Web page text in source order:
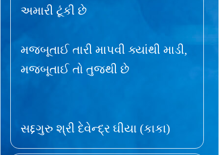
અમારી ટૂંકી છે
મજબૂતાઈ તારી માપવી ક્યાંથી માડી,
મજબૂતાઈ તો તુજથી છે
સદ્દગુરુ શ્રી દેવેન્દ્ર ઘીયા (કાકા)